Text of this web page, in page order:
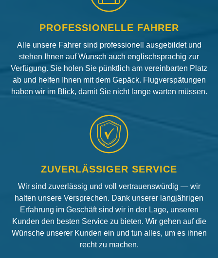
PROFESSIONELLE FAHRER
Alle unsere Fahrer sind professionell ausgebildet und
stehen Ihnen auf Wunsch auch englischsprachig zur
Verfügung. Sie holen Sie pünktlich am vereinbarten Platz
ab und helfen Ihnen mit dem Gepäck. Flugverspätungen
haben wir im Blick, damit Sie nicht lange warten müssen.
ZUVERLÄSSIGER SERVICE
Wir sind zuverlässig und voll vertrauenswürdig — wir
halten unsere Versprechen. Dank unserer langjährigen
Erfahrung im Geschäft sind wir in der Lage, unseren
Kunden den besten Service zu bieten. Wir gehen auf die
Wünsche unserer Kunden ein und tun alles, um es ihnen
recht zu machen.